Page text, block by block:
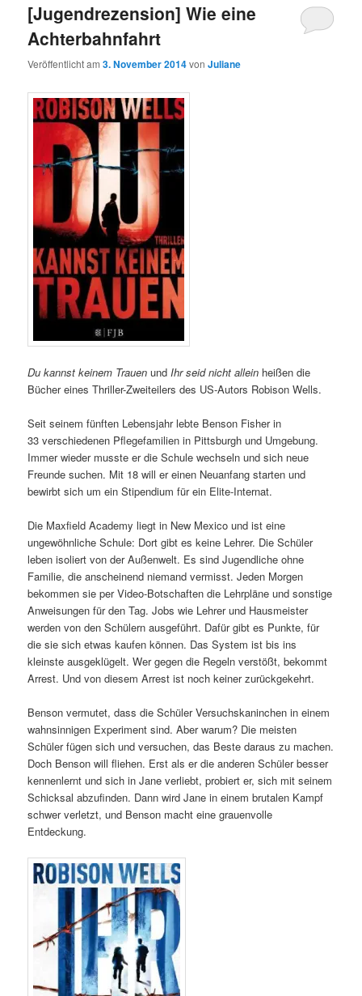
[Jugendrezension] Wie eine
Achterbahnfahrt
Veröffentlicht am3. November 2014vonJuliane
Du kannst keinem TrauenundIhr seid nicht allein heißen die
Bücher eines Thriller-Zweiteilers des US-Autors Robison Wells.
Seit seinem fünften Lebensjahr lebte Benson Fisher in
33 verschiedenen Pflegefamilien in Pittsburgh und Umgebung.
Immer wieder musste er die Schule wechseln und sich neue
Freunde suchen. Mit 18 will er einen Neuanfang starten und
bewirbt sich um ein Stipendium für ein Elite-Internat.
Die Maxfield Academy liegt in New Mexico und ist eine
ungewöhnliche Schule: Dort gibt es keine Lehrer. Die Schüler
leben isoliert von der Außenwelt. Es sind Jugendliche ohne
Familie, die anscheinend niemand vermisst. Jeden Morgen
bekommen sie per Video-Botschaften die Lehrpläne und sonstige
Anweisungen für den Tag. Jobs wie Lehrer und Hausmeister
werden von den Schülern ausgeführt. Dafür gibt es Punkte, für
die sie sich etwas kaufen können. Das System ist bis ins
kleinste ausgeklügelt. Wer gegen die Regeln verstößt, bekommt
Arrest. Und von diesem Arrest ist noch keiner zurückgekehrt.
Benson vermutet, dass die Schüler Versuchskaninchen in einem
wahnsinnigen Experiment sind. Aber warum? Die meisten
Schüler fügen sich und versuchen, das Beste daraus zu machen.
Doch Benson will fliehen. Erst als er die anderen Schüler besser
kennenlernt und sich in Jane verliebt, probiert er, sich mit seinem
Schicksal abzufinden. Dann wird Jane in einem brutalen Kampf
schwer verletzt, und Benson macht eine grauenvolle
Entdeckung.